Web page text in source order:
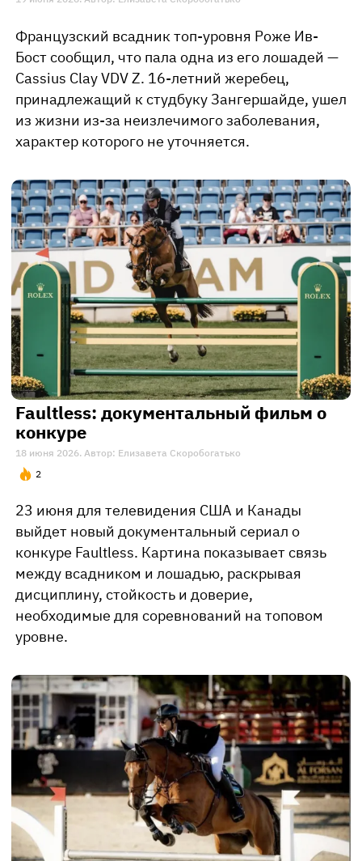
Французский всадник топ-уровня Роже Ив-
Бост сообщил, что пала одна из его лошадей —
Cassius Clay VDV Z. 16-летний жеребец,
принадлежащий к студбуку Зангершайде, ушел
из жизни из-за неизлечимого заболевания,
характер которого не уточняется.
Faultless: документальный фильм о
конкуре
18 июня 2026. Автор: Елизавета Скоробогатько
2
23 июня для телевидения США и Канады
выйдет новый документальный сериал о
конкуре Faultless. Картина показывает связь
между всадником и лошадью, раскрывая
дисциплину, стойкость и доверие,
необходимые для соревнований на топовом
уровне.